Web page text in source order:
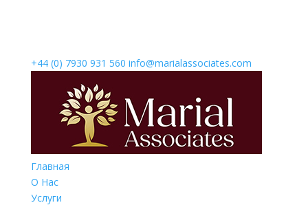
+44 (0) 7930 931 560‬ info@marialassociates.com
Главная
О Нас
Услуги